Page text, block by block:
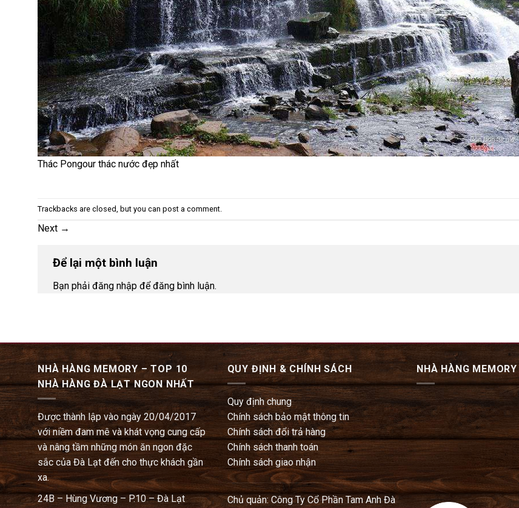
Thác Pongour thác nước đẹp nhất
Trackbacks are closed, but you can post a comment
Next →
Để lại một bình luận
Bạn phải đăng nhập để đăng bình luận.
NHÀ HÀNG MEMORY – TOP 10
NHÀ HÀNG ĐÀ LẠT NGON NHẤT
Được thành lập vào ngày 20/04/2017
với niềm đam mê và khát vọng cung cấp
và nâng tầm những món ăn ngon đặc
sắc của Đà Lạt đến cho thực khách gần
xa.
24B – Hùng Vương – P.10 – Đà Lạt
QUY ĐỊNH & CHÍNH SÁCH
Quy định chung
Chính sách bảo mật thông tin
Chính sách đổi trả hàng
Chính sách thanh toán
Chính sách giao nhận
Chủ quản: Công Ty Cổ Phần Tam Anh Đà
NHÀ HÀNG